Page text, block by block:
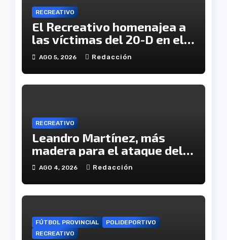
RECREATIVO
El Recreativo homenajea a
las víctimas del 20-D en el
XX aniversario de la
tragedia
AGO 5, 2026 Redacción
RECREATIVO
Leandro Martínez, más
madera para el ataque del
Decano
AGO 4, 2026 Redacción
FÚTBOL PROVINCIAL
POLIDEPORTIVO
RECREATIVO